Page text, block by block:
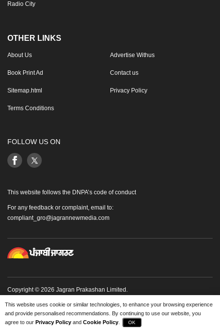
ਸ਼ਹਿਰ ਚੁਣੋ ਈ-ਪੇਪਰ
Radio City
OTHER LINKS
About Us Advertise Withus
Book Print Ad Contact us
Sitemap.html Privacy Policy
Terms Conditions
FOLLOW US ON
This website follows the DNPA’s code of conduct
For any feedback or complaint, email to:
compliant_gro@jagrannewmedia.com
Copyright © 2026 Jagran Prakashan Limited.
This website uses cookie or similar technologies, to enhance your browsing experience
and provide personalised recommendations. By continuing to use our website, you
agree to our Privacy Policy and Cookie Policy OK